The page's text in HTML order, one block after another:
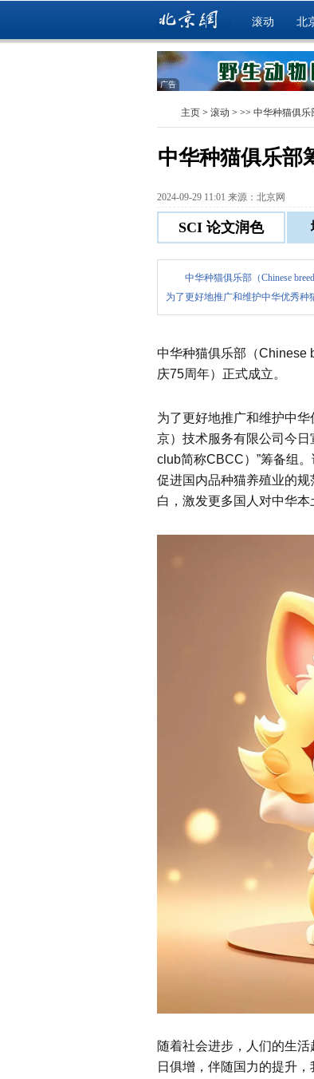
滚动 北
广告
主页 > 滚动 > >> 中华种猫俱乐
中华种猫俱乐部
2024-09-29 11:01 来源：北京网
中华种猫俱乐部（Chinese
为了更好地推广和维护中华优秀
中华种猫俱乐部（Chinese
庆75周年）正式成立。
为了更好地推广和维护中
京）技术服务有限公司今
club简称CBCC）”筹备组
促进国内品种猫养殖业的
白，激发更多国人对中华本
随着社会进步，人们的生
日俱增，伴随国力的提升